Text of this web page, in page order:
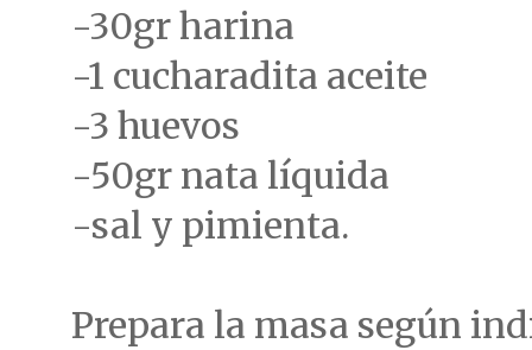
-30gr harina
-1 cucharadita aceite
-3 huevos
-50gr nata líquida
-sal y pimienta.
Prepara la masa según